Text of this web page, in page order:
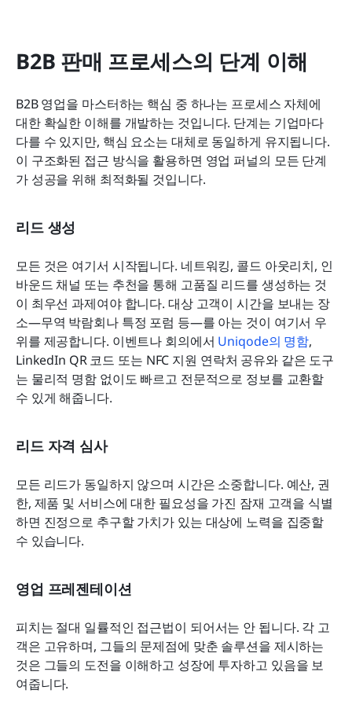
B2B 판매 프로세스의 단계 이해
B2B 영업을 마스터하는 핵심 중 하나는 프로세스 자체에
대한 확실한 이해를 개발하는 것입니다. 단계는 기업마다
다를 수 있지만, 핵심 요소는 대체로 동일하게 유지됩니다.
이 구조화된 접근 방식을 활용하면 영업 퍼널의 모든 단계
가 성공을 위해 최적화될 것입니다.
리드 생성
모든 것은 여기서 시작됩니다. 네트워킹, 콜드 아웃리치, 인
바운드 채널 또는 추천을 통해 고품질 리드를 생성하는 것
이 최우선 과제여야 합니다. 대상 고객이 시간을 보내는 장
소—무역 박람회나 특정 포럼 등—를 아는 것이 여기서 우
위를 제공합니다. 이벤트나 회의에서 Uniqode의 명함,
LinkedIn QR 코드 또는 NFC 지원 연락처 공유와 같은 도구
는 물리적 명함 없이도 빠르고 전문적으로 정보를 교환할
수 있게 해줍니다.
리드 자격 심사
모든 리드가 동일하지 않으며 시간은 소중합니다. 예산, 권
한, 제품 및 서비스에 대한 필요성을 가진 잠재 고객을 식별
하면 진정으로 추구할 가치가 있는 대상에 노력을 집중할
수 있습니다.
영업 프레젠테이션
피치는 절대 일률적인 접근법이 되어서는 안 됩니다. 각 고
객은 고유하며, 그들의 문제점에 맞춘 솔루션을 제시하는
것은 그들의 도전을 이해하고 성장에 투자하고 있음을 보
여줍니다.